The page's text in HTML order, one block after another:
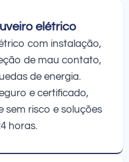
elétrico
com instalação,
de mau contato,
de energia.
e certificado,
risco e soluções
horas.